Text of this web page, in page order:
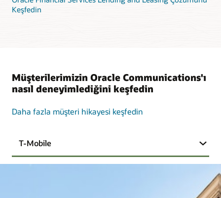
Keşfedin
Müşterilerimizin Oracle Communications'ı
nasıl deneyimlediğini keşfedin
Daha fazla müşteri hikayesi keşfedin
T-Mobile